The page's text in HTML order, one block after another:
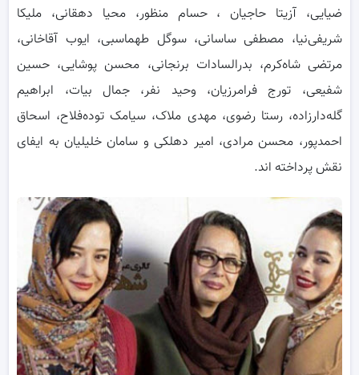
ضیایی، آزیتا حاجیان ، حسام منظور، محیا دهقانی، ملیکا
شریفی‌نیا، مصطفی ساسانی، سوگل طهماسبی، ایوب آقاخانی،
مرتضی شاه‌کرم، بدرالسادات برنجانی، محسن پوشایی، حسین
شفیعی، تورج فرامرزیان، وحید نفر، جمال بیات، ابراهیم
گله‌دارزاده، رستا رضوی، مهدی ملاک، سیامک توده‌فلاح، اسحاق
احمدپور، محسن مرادی، امیر دهلکی و سامان خلیلیان به ایفای
نقش پرداخته اند.